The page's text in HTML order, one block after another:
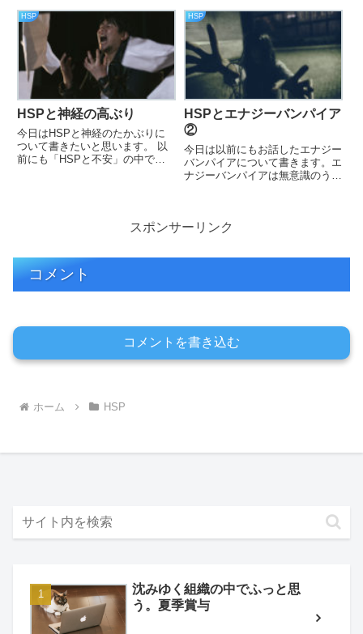
した。うつはツラいものです。そ
れは脳の強制終了だからです。一
度、強制されると再起動するのに
時間がかかります。でも、必ず再
起動します、私のように。
HSP
HSPと神経の高ぶり
今日はHSPと神経のたかぶりに
ついて書きたいと思います。 以
前にも「HSPと不安」の中で不
HSP
HSPとエナジーバンパイア
②
今日は以前にもお話したエナジー
バンパイアについて書きます。エ
ナジーバンパイアは無意識のうち
スポンサーリンク
コメント
コメントを書き込む
ホーム HSP
沈みゆく組織の中でふっと思
う。夏季賞与